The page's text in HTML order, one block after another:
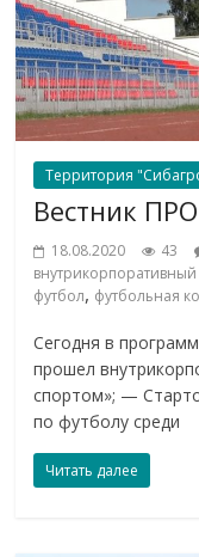
Территория
Вестник
18.08.2020 43
внутрикорпоративный
футбол, футбольная
Сегодня в
прошел
спортом»; —
по футболу среди
Читать далее